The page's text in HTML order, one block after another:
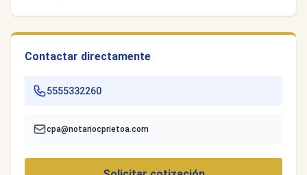
Contactar directamente
5555332260
cpa@notariocprietoa.com